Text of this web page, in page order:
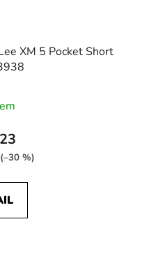
XM 5 Pocket Short
(–30 %)